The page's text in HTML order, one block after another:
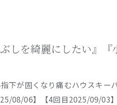
しを綺麗にしたい』『
下が固くなり痛むハウスキー
08/06】【4回目2025/09/03】